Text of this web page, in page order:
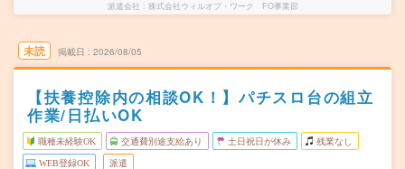
派遣会社 株式会社ウィルオブ・ワーク FO事業部
未読 掲載日 2026/08/05
【扶養控除内の相談OK！】パチスロ台の組立
作業/日払いOK
職種未経験OK 交通費別途支給あり 土日祝日が休み 残業なし
WEB登録OK 派遣